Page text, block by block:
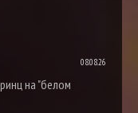
08.08.26
на "белом